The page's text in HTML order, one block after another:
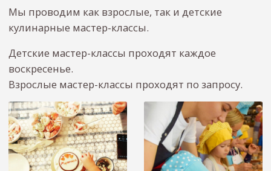
Будем рады, если вы оставите отзыв!